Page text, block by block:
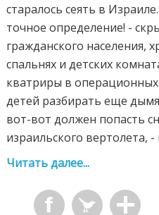
старалось сеять в
точное определение! -
гражданского населения,
спальнях и детских
кватриры в
детей разбирать еще
вот-вот должен попасть
израильского вертолета, -
Читать далее...